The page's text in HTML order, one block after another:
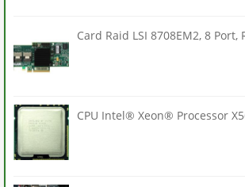
Card Raid LSI 8708EM2, 8 Port,
CPU Intel® Xeon® Processor